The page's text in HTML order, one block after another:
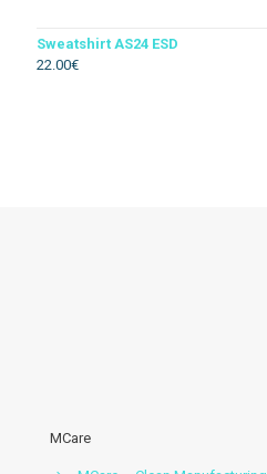
Térmico
Sweatshirt AS24 ESD
22.00€
MCare